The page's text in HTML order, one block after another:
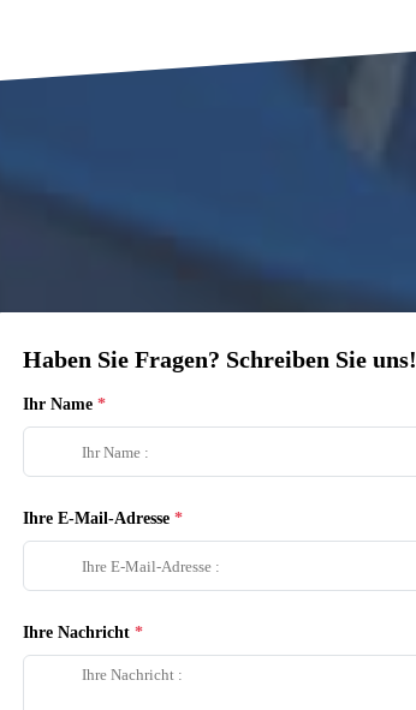
Haben Sie Fragen? Schreiben Sie uns!
Ihr Name
Ihre E-Mail-Adresse
Ihre Nachricht